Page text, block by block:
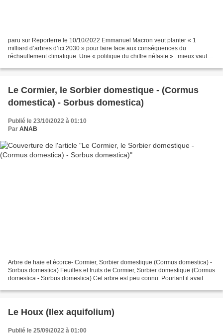
paru sur Reporterre le 10/10/2022 Emmanuel Macron veut planter « 1
milliard d’arbres d’ici 2030 » pour faire face aux conséquences du
réchauffement climatique. Une « politique du chiffre néfaste » : mieux vaut
Le Cormier, le Sorbier domestique - (Cormus
domestica) - Sorbus domestica)
Publié le 23/10/2022 à 01:10
Par ANAB
Arbre de haie et écorce- Cormier, Sorbier domestique (Cormus domestica) -
Sorbus domestica) Feuilles et fruits de Cormier, Sorbier domestique (Cormus
domestica - Sorbus domestica) Cet arbre est peu connu. Pourtant il avait
Le Houx (Ilex aquifolium)
Publié le 25/09/2022 à 01:00